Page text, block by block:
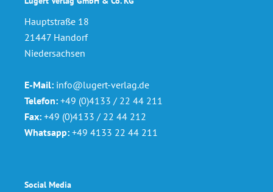
Hauptstraße 18
21447 Handorf
Niedersachsen
E-Mail: info@lugert-verlag.de
Telefon: +49 (0)4133 / 22 44 211
Fax: +49 (0)4133 / 22 44 212
Whatsapp: +49 4133 22 44 211
Social Media